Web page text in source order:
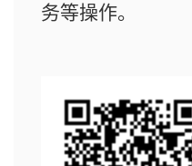
务等操作。